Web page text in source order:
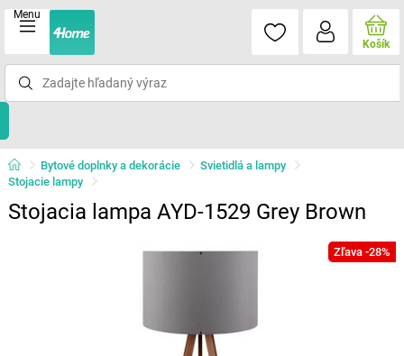
Menu
Košík
Bytové doplnky a dekorácie
Svietidlá a lampy
Stojacie lampy
Stojacia lampa AYD-1529 Grey Brown
Zľava -28%